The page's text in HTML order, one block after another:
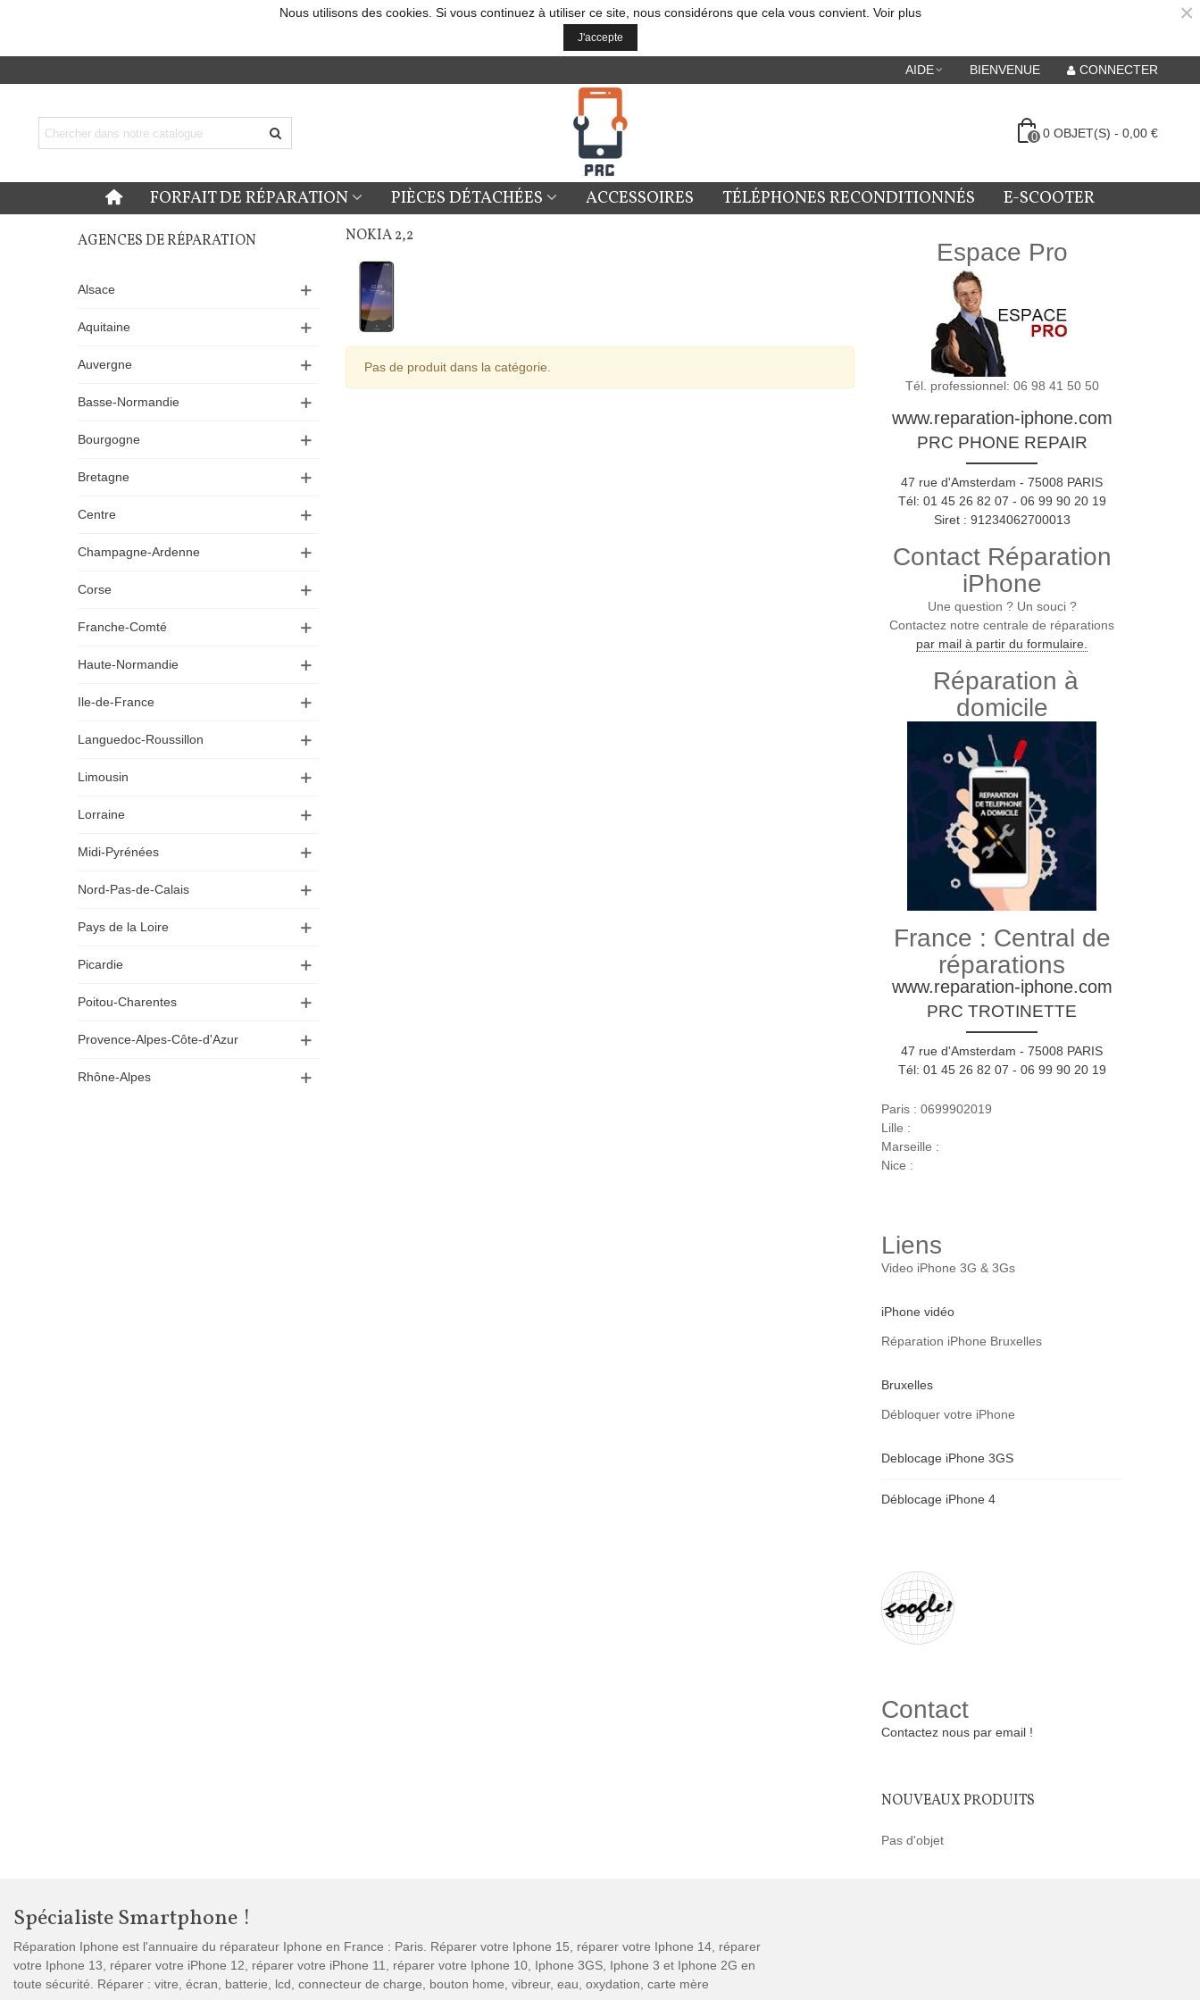
Nous utilisons des cookies. Si vous continuez à utiliser ce site, nous considérons que cela vous convient. Voir plus
J'accepte
×
AIDE BIENVENUE CONNECTER
0 0 OBJET(S) - 0,00 €
FORFAIT DE RÉPARATION PIÈCES DÉTACHÉES ACCESSOIRES TÉLÉPHONES RECONDITIONNÉS E-SCOOTER
AGENCES DE RÉPARATION
Alsace
Aquitaine
Auvergne
Basse-Normandie
Bourgogne
Bretagne
Centre
Champagne-Ardenne
Corse
Franche-Comté
Haute-Normandie
Ile-de-France
Languedoc-Roussillon
Limousin
Lorraine
Midi-Pyrénées
Nord-Pas-de-Calais
Pays de la Loire
Picardie
Poitou-Charentes
Provence-Alpes-Côte-d'Azur
Rhône-Alpes
Espace Pro
Tél. professionnel: 06 98 41 50 50
www.reparation-iphone.com
PRC PHONE REPAIR
47 rue d'Amsterdam - 75008 PARIS
Tél: 01 45 26 82 07 - 06 99 90 20 19
Siret : 91234062700013
Contact Réparation
iPhone
Une question ? Un souci ?
Contactez notre centrale de réparations
par mail à partir du formulaire.
Réparation à
domicile
France : Central de
réparations
www.reparation-iphone.com
PRC TROTINETTE
47 rue d'Amsterdam - 75008 PARIS
Tél: 01 45 26 82 07 - 06 99 90 20 19
Paris : 0699902019
Lille :
Marseille :
Nice :
Liens
Video iPhone 3G & 3Gs
iPhone vidéo
Réparation iPhone Bruxelles
Bruxelles
Débloquer votre iPhone
Deblocage iPhone 3GS
Déblocage iPhone 4
Contact
Contactez nous par email !
NOUVEAUX PRODUITS
Pas d'objet
NOKIA 2,2
Pas de produit dans la catégorie.
Spécialiste Smartphone !
Réparation Iphone est l'annuaire du réparateur Iphone en France : Paris. Réparer votre Iphone 15, réparer votre Iphone 14, réparer
votre Iphone 13, réparer votre iPhone 12, réparer votre iPhone 11, réparer votre Iphone 10, Iphone 3GS, Iphone 3 et Iphone 2G en
toute sécurité. Réparer : vitre, écran, batterie, lcd, connecteur de charge, bouton home, vibreur, eau, oxydation, carte mère